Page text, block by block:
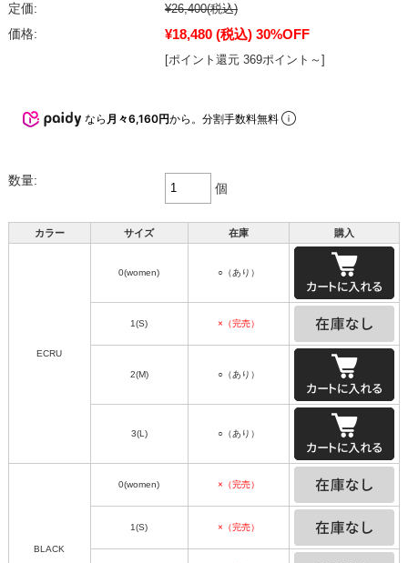
定価: ¥26,400(税込)
価格:
¥18,480 (税込) 30%OFF
[ポイント還元 369ポイント～]
なら 月々6,160円から。分割手数料無料
数量:
個
カラー サイズ 在庫 購入
ECRU
0(women) ○（あり）
1(S) ×（完売）
2(M) ○（あり）
3(L) ○（あり）
BLACK
0(women) ×（完売）
1(S) ×（完売）